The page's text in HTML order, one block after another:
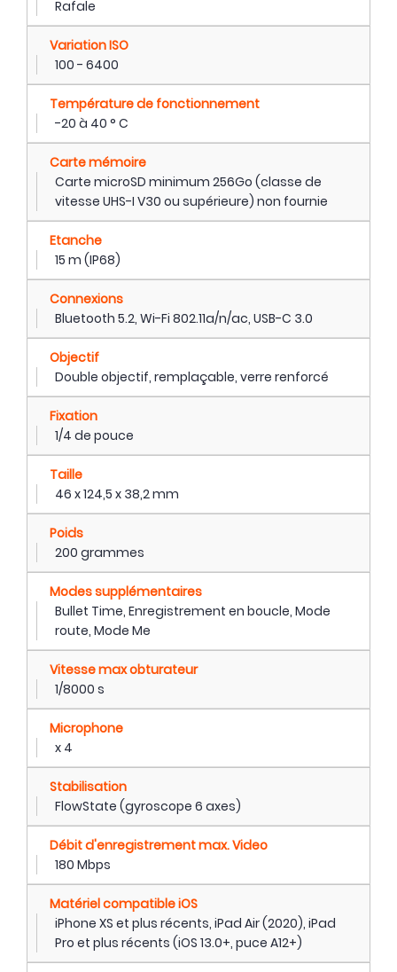
Rafale
Variation ISO
100 - 6400
Température de fonctionnement
-20 à 40 ° C
Carte mémoire
Carte microSD minimum 256Go (classe de
vitesse UHS-I V30 ou supérieure) non fournie
Etanche
15 m (IP68)
Connexions
Bluetooth 5.2, Wi-Fi 802.11a/n/ac, USB-C 3.0
Objectif
Double objectif, remplaçable, verre renforcé
Fixation
1/4 de pouce
Taille
46 x 124,5 x 38,2 mm
Poids
200 grammes
Modes supplémentaires
Bullet Time, Enregistrement en boucle, Mode
route, Mode Me
Vitesse max obturateur
1/8000 s
Microphone
x 4
Stabilisation
FlowState (gyroscope 6 axes)
Débit d'enregistrement max. Video
180 Mbps
Matériel compatible iOS
iPhone XS et plus récents, iPad Air (2020), iPad
Pro et plus récents (iOS 13.0+, puce A12+)